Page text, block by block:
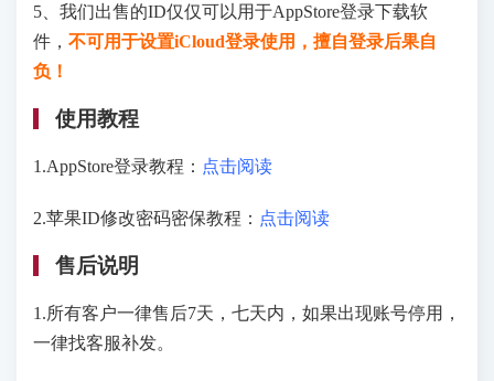
5、我们出售的ID仅仅可以用于AppStore登录下载软
件， 不可用于设置iCloud登录使用，擅自登录后果自
负！
使用教程
1.AppStore登录教程： 点击阅读
2.苹果ID修改密码密保教程： 点击阅读
售后说明
1.所有客户一律售后7天，七天内，如果出现账号停用，
一律找客服补发。